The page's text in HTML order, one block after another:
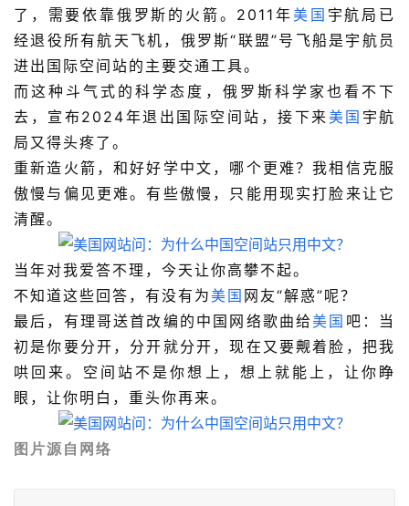
了，需要依靠俄罗斯的火箭。2011年美国 宇航局已
经退役所有航天飞机，俄罗斯“联盟”号飞船是宇航员
进出国际空间站的主要交通工具。
而这种斗气式的科学态度，俄罗斯科学家也看不下
去，宣布2024年退出国际空间站，接下来美国 宇航
局又得头疼了。
重新造火箭，和好好学中文，哪个更难？我相信克服
傲慢与偏见更难。有些傲慢，只能用现实打脸来让它
清醒。
当年对我爱答不理，今天让你高攀不起。
不知道这些回答，有没有为美国 网友“解惑”呢？
最后，有理哥送首改编的中国网络歌曲给美国 吧：当
初是你要分开，分开就分开，现在又要觍着脸，把我
哄回来。空间站不是你想上，想上就能上，让你睁
眼，让你明白，重头你再来。
图片源自网络